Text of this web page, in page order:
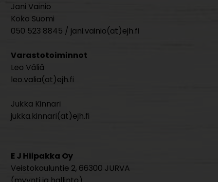
Jani Vainio
Koko Suomi
050 523 8845 / jani.vainio(at)ejh.fi
Varastotoiminnot
Leo Väliä
leo.valia(at)ejh.fi
Jukka Kinnari
jukka.kinnari(at)ejh.fi
E J Hiipakka Oy
Veistokouluntie 2, 66300 JURVA